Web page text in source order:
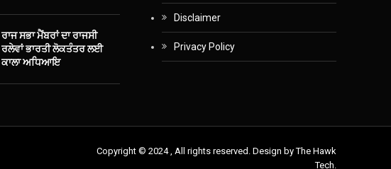
ਰਾਜ ਸਭਾ ਮੈਂਬਰਾਂ ਦਾ ਰਾਜਸੀ
ਰਲੇਵਾਂ ਭਾਰਤੀ ਲੋਕਤੰਤਰ ਲਈ
ਕਾਲਾ ਅਧਿਆਇ
Disclaimer
Privacy Policy
Copyright © 2024 , All rights reserved. Design by The Hawk
Tech.